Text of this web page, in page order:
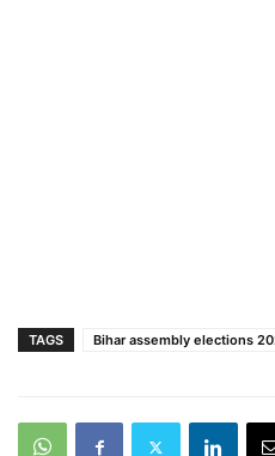
TAGS Bihar assembly elections